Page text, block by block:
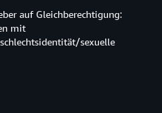
auf Gleichberechtigung:
mit
sexuelle